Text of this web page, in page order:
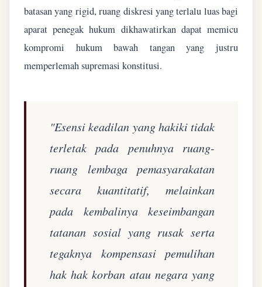
batasan yang rigid, ruang diskresi yang terlalu luas bagi
aparat penegak hukum dikhawatirkan dapat memicu
kompromi hukum bawah tangan yang justru
memperlemah supremasi konstitusi.
"Esensi keadilan yang hakiki tidak
terletak pada penuhnya ruang-
ruang lembaga pemasyarakatan
secara kuantitatif, melainkan
pada kembalinya keseimbangan
tatanan sosial yang rusak serta
tegaknya kompensasi pemulihan
hak hak korban atau negara yang